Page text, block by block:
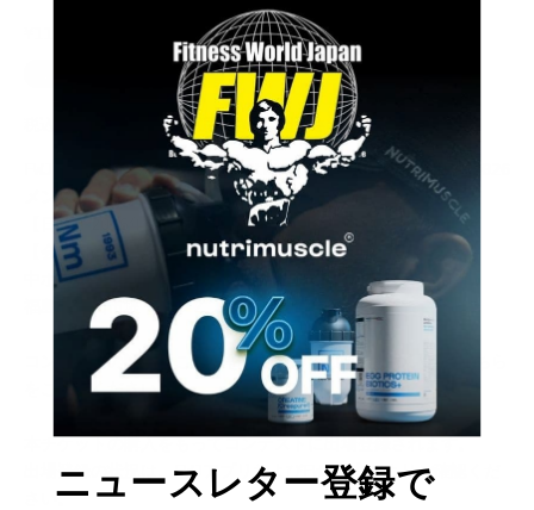
は購入手続き時に計算されます。
FWJ GRANDPRIX SERIESNorth Japan Championships 2026
メンズアスリートモデル
へのエントリーチケットです。
【日程】2026年9月5日 (土)
【会場】
けんしん郡山文化センター
中ホール
福島県郡山市堤下町1-2
コンテストの詳細は こちらを、競技カテゴリーについては
をご確認ください。
本チケットの購入をもってコンテストに出場登録されます。
出場登録の状況は、 FWJアプリ および FWJ公式HPよりご確認くだ
さい。ニュースレター登録で